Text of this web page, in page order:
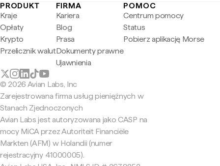
PRODUKT
Kraje
Opłaty
Krypto
Przelicznik walut
FIRMA
Kariera
Blog
Prasa
Dokumenty prawne
Ujawnienia
POMOC
Centrum pomocy
Status
Pobierz aplikację Morse
© 2026 Avian Labs, Inc
Zarejestrowana firma usług pieniężnych w
Stanach Zjednoczonych
Avian Labs jest autoryzowana jako CASP na
mocy MiCA przez Autoriteit Financiële
Markten (AFM) w Holandii (numer
rejestracyjny 41000005).